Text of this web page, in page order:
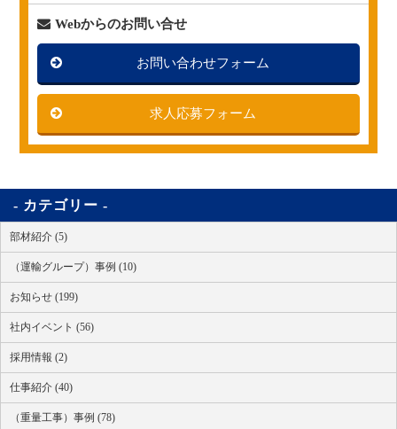
Webからのお問い合せ
お問い合わせフォーム
求人応募フォーム
カテゴリー
部材紹介 (5)
（運輸グループ）事例 (10)
お知らせ (199)
社内イベント (56)
採用情報 (2)
仕事紹介 (40)
（重量工事）事例 (78)